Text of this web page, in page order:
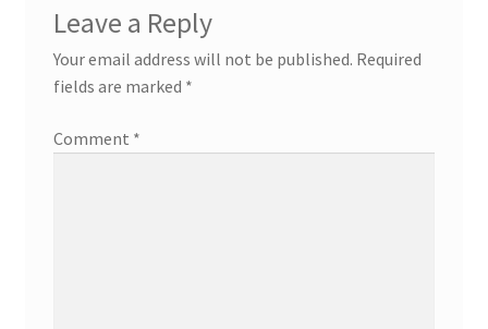
Leave a Reply
Your email address will not be published. Required
fields are marked *
Comment *